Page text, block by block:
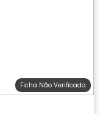
Ficha Não Verificada